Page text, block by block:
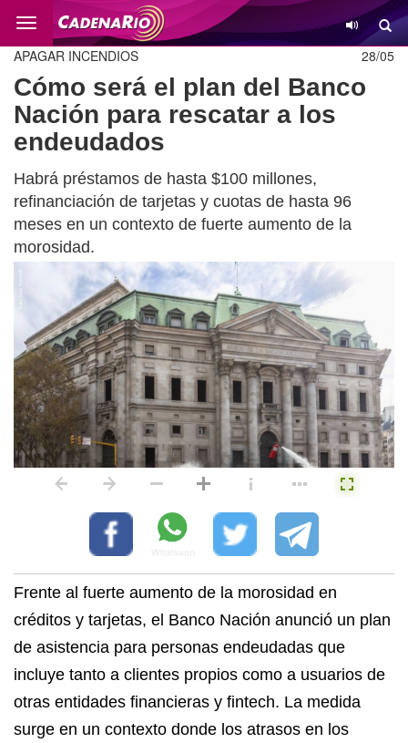
Cambio
28/05
APAGAR INCENDIOS
Cómo será el plan del Banco
Nación para rescatar a los
endeudados
Habrá préstamos de hasta $100 millones,
refinanciación de tarjetas y cuotas de hasta 96
meses en un contexto de fuerte aumento de la
morosidad.
Frente al fuerte aumento de la morosidad en
créditos y tarjetas, el Banco Nación anunció un plan
de asistencia para personas endeudadas que
incluye tanto a clientes propios como a usuarios de
otras entidades financieras y fintech. La medida
surge en un contexto donde los atrasos en los